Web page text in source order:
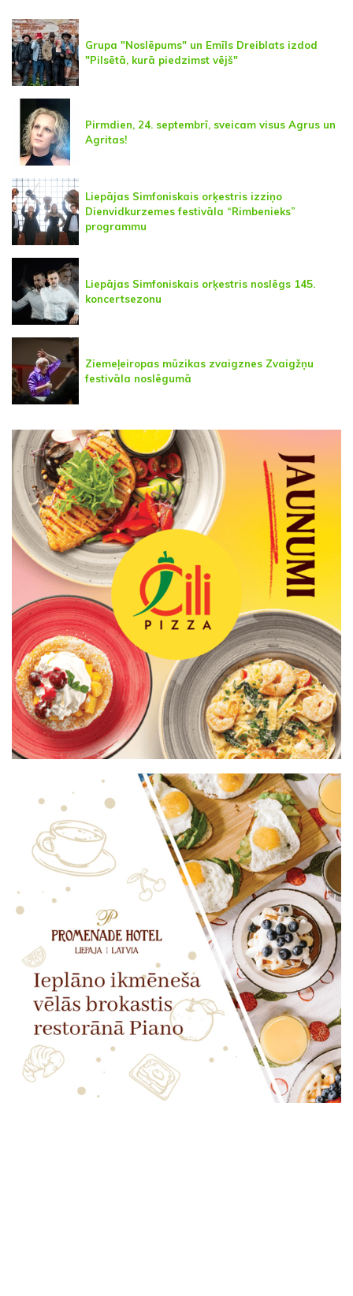
Grupa "Noslēpums" un Emīls Dreiblats izdod
"Pilsētā, kurā piedzimst vējš"
Pirmdien, 24. septembrī, sveicam visus Agrus un
Agritas!
Liepājas Simfoniskais orķestris izziņo
Dienvidkurzemes festivāla “Rimbenieks”
programmu
Liepājas Simfoniskais orķestris noslēgs 145.
koncertsezonu
Ziemeļeiropas mūzikas zvaigznes Zvaigžņu
festivāla noslēgumā